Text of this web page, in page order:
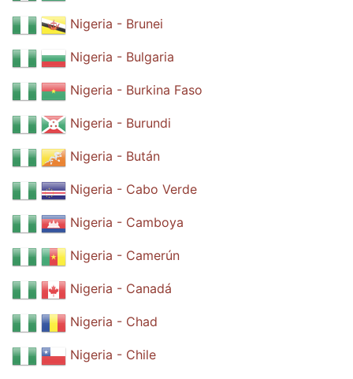
Nigeria - Brunei
Nigeria - Bulgaria
Nigeria - Burkina Faso
Nigeria - Burundi
Nigeria - Bután
Nigeria - Cabo Verde
Nigeria - Camboya
Nigeria - Camerún
Nigeria - Canadá
Nigeria - Chad
Nigeria - Chile